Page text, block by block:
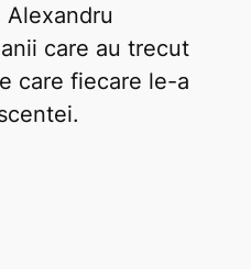
care au trecut
care fiecare le-a